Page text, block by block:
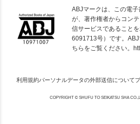
ABJマークは、この電
が、著作権者からコン
信サービスであること
6091713号）です。
ちらをご覧ください。
利用規約パーソナルデータの外部送信について
COPYRIGHT © SHUFU TO SEIKATSU SHA